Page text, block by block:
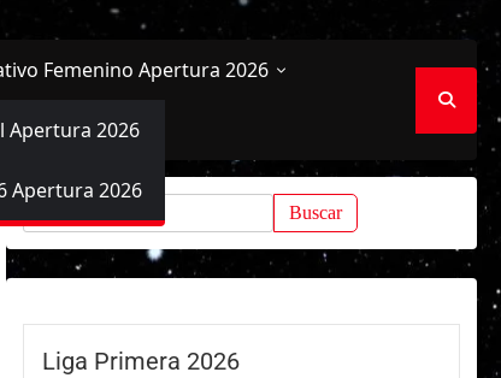
Femenino Apertura 2026
Apertura 2026
Apertura 2026
Buscar:
Liga Primera 2026